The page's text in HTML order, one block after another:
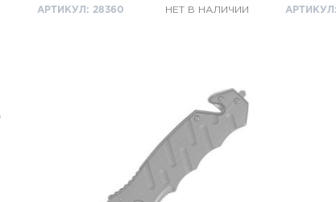
АРТИКУЛ: 28360 НЕТ В НАЛИЧИИ